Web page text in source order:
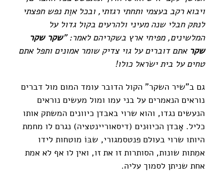
ויבוא רקב בעצמי ותחתי רגזתי, ובכל אוַת נפש חפצתי
לנתּק חבלי שנה מעיני ולהרעים בקול גדול על
המלשינים, מפיחי ארץ בשקריהם לאמר: "שקר שקר
שקר אתם דוברים על גוי צדיק שומר אמונים ותפל אתם
טחים על בית ישׂראל כולו!
גם ב"שיר השקר" הקול הדובר עומד המום מול דברים
נוראים הנאמרים על בני עמו ומול מעשים נוראים
הנעשים נגדו, והוא שרוי באבדן כיוונים המשתק אותו
כליל. אָבדן הכיווּנים (דיסאוריינטציה) נגרם לו מחמת
היותו שרוי בעולם פנטסמגורי, שבּוֹ מוטחות לידו
אמִתות שונות, הסותרות זו את זו, ואין לו אף לא אמת
אחת שניתן לסמוך עליה.